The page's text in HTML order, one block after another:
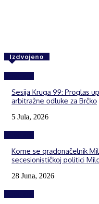
Izdvojeno
Sesija Kruga 99: Proglas
arbitražne odluke za Brčko
5 Jula, 2026
Kome se gradonačelnik
secesionističkoj politici
28 Juna, 2026